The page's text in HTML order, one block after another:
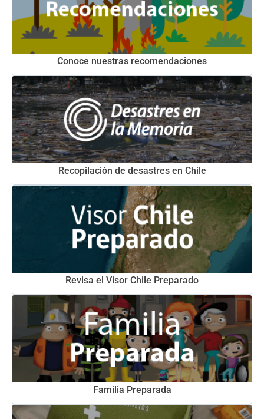
Conoce nuestras recomendaciones
Recopilación de desastres en Chile
Revisa el Visor Chile Preparado
Familia Preparada